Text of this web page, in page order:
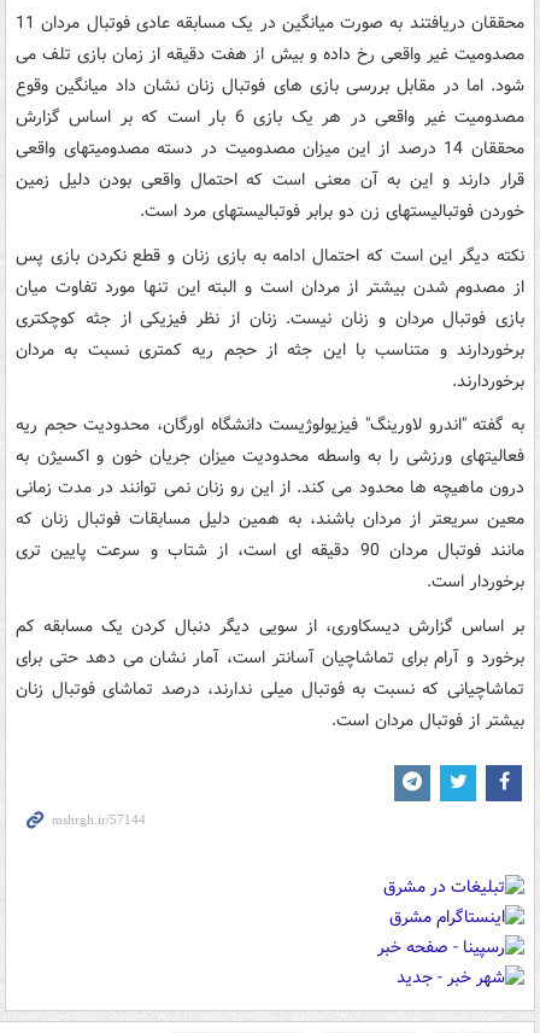
محققان دریافتند به صورت میانگین در یک مسابقه عادی فوتبال مردان 11
مصدومیت غیر واقعی رخ داده و بیش از هفت دقیقه از زمان بازی تلف می
شود. اما در مقابل بررسی بازی های فوتبال زنان نشان داد میانگین وقوع
مصدومیت غیر واقعی در هر یک بازی 6 بار است که بر اساس گزارش
محققان 14 درصد از این میزان مصدومیت در دسته مصدومیتهای واقعی
قرار دارند و این به آن معنی است که احتمال واقعی بودن دلیل زمین
خوردن فوتبالیستهای زن دو برابر فوتبالیستهای مرد است.
نکته دیگر این است که احتمال ادامه به بازی زنان و قطع نکردن بازی پس
از مصدوم شدن بیشتر از مردان است و البته این تنها مورد تفاوت میان
بازی فوتبال مردان و زنان نیست. زنان از نظر فیزیکی از جثه کوچکتری
برخوردارند و متناسب با این جثه از حجم ریه کمتری نسبت به مردان
برخوردارند.
به گفته "اندرو لاورینگ" فیزیولوژیست دانشگاه اورگان، محدودیت حجم ریه
فعالیتهای ورزشی را به واسطه محدودیت میزان جریان خون و اکسیژن به
درون ماهیچه ها محدود می کند. از این رو زنان نمی توانند در مدت زمانی
معین سریعتر از مردان باشند، به همین دلیل مسابقات فوتبال زنان که
مانند فوتبال مردان 90 دقیقه ای است، از شتاب و سرعت پایین تری
برخوردار است.
بر اساس گزارش دیسکاوری، از سویی دیگر دنبال کردن یک مسابقه کم
برخورد و آرام برای تماشاچیان آسانتر است، آمار نشان می دهد حتی برای
تماشاچیانی که نسبت به فوتبال میلی ندارند، درصد تماشای فوتبال زنان
بیشتر از فوتبال مردان است.